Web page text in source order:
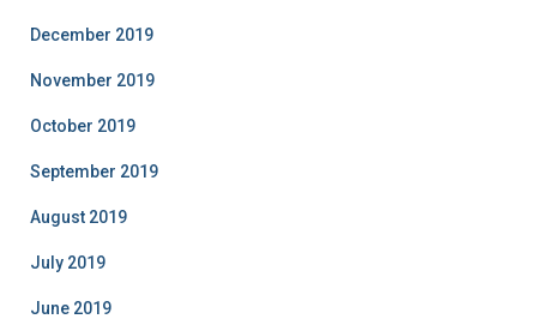
December 2019
November 2019
October 2019
September 2019
August 2019
July 2019
June 2019